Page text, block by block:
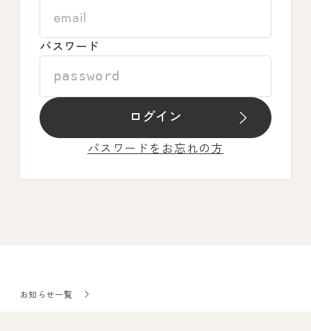
パスワード
ログイン
パスワードをお忘れの方
お知らせ一覧